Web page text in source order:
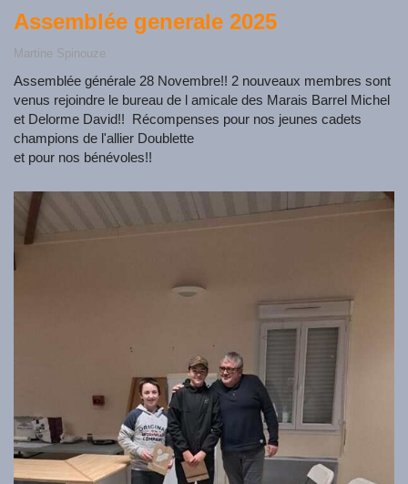
Assemblée generale 2025
Martine Spinouze
Assemblée générale 28 Novembre!! 2 nouveaux membres sont
venus rejoindre le bureau de l amicale des Marais Barrel Michel
et Delorme David!! Récompenses pour nos jeunes cadets
champions de l'allier Doublette
et pour nos bénévoles!!